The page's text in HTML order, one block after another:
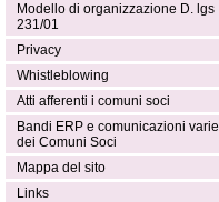
Modello di organizzazione D. lgs
231/01
Privacy
Whistleblowing
Atti afferenti i comuni soci
Bandi ERP e comunicazioni varie
dei Comuni Soci
Mappa del sito
Links